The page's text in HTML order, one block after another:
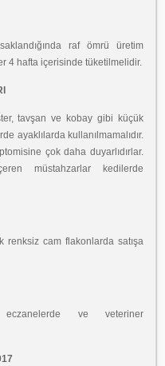
raf ömrü üretim
4 hafta içerisinde tüketilmelidir.
tavşan ve kobay gibi küçük
ayaklılarda kullanılmamalıdır.
çok daha duyarlıdırlar.
müstahzarlar kedilerde
renksiz cam flakonlarda satışa
ve veteriner